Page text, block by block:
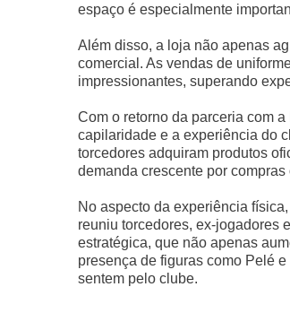
espaço é especialmente
Além disso, a loja não apenas
comercial. As vendas de
impressionantes, superando
Com o retorno da parceria com
capilaridade e a experiência do
torcedores adquiram produtos
demanda crescente por
No aspecto da experiência
reuniu torcedores, ex-jogadores
estratégica, que não apenas
presença de figuras como Pelé
sentem pelo clube.